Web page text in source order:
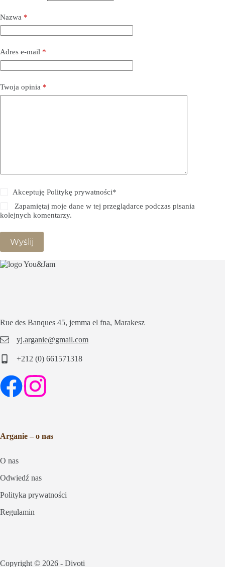
Nazwa *
Adres e-mail *
Twoja opinia *
Akceptuję Politykę prywatności*
Zapamiętaj moje dane w tej przeglądarce podczas pisania
kolejnych komentarzy.
Wyślij
Rue des Banques 45, jemma el fna, Marakesz
yj.arganie@gmail.com
+212 (0) 661571318
Arganie – o nas
O nas
Odwiedź nas
Polityka prywatności
Regulamin
Copyright © 2026 - Divoti